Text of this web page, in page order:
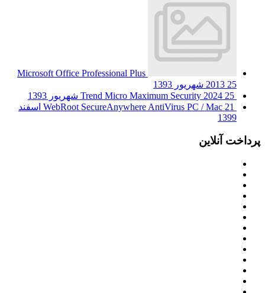
Microsoft Office Professional Plus
2013 25 شهریور 1393
Trend Micro Maximum Security 2024 25 شهریور 1393
WebRoot SecureAnywhere AntiVirus PC / Mac 21 اسفند
1399
پرداخت آنلاین